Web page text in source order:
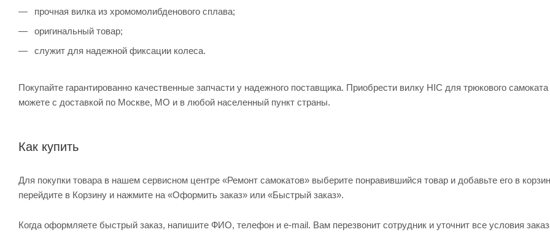
прочная вилка из хромомолибденового сплава;
оригинальный товар;
служит для надежной фиксации колеса.
Покупайте гарантированно качественные запчасти у надежного поставщика. Приобрести вилку HIC для трюкового
можете с доставкой по Москве, МО и в любой населенный пункт страны.
Как купить
Для покупки товара в нашем сервисном центре «Ремонт самокатов» выберите понравившийся товар и добавьте его в
перейдите в Корзину и нажмите на «Оформить заказ» или «Быстрый заказ».
Когда оформляете быстрый заказ, напишите ФИО, телефон и e-mail. Вам перезвонит сотрудник и уточнит все условия